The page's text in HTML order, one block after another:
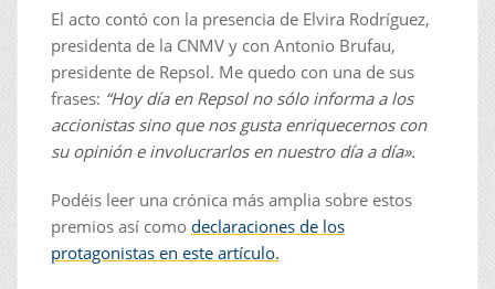
El acto contó con la presencia de Elvira Rodríguez,
presidenta de la CNMV y con Antonio Brufau,
presidente de Repsol. Me quedo con una de sus
frases: “Hoy día en Repsol no sólo informa a los
accionistas sino que nos gusta enriquecernos con
su opinión e involucrarlos en nuestro día a día».
Podéis leer una crónica más amplia sobre estos
premios así como declaraciones de los
protagonistas en este artículo.